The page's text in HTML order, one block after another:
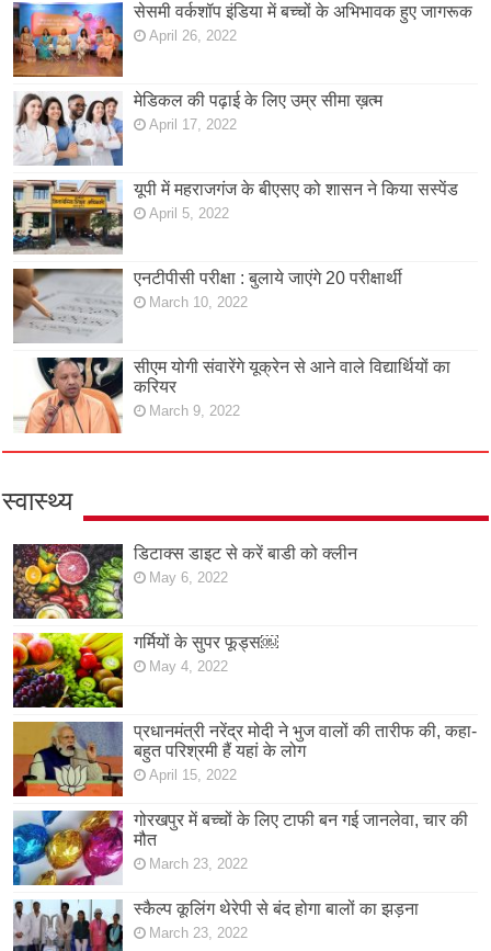
सेसमी वर्कशॉप इंडिया में बच्चों के अभिभावक हुए जागरूक
April 26, 2022
मेडिकल की पढ़ाई के लिए उम्र सीमा ख़त्म
April 17, 2022
यूपी में महराजगंज के बीएसए को शासन ने किया सस्पेंड
April 5, 2022
एनटीपीसी परीक्षा : बुलाये जाएंगे 20 परीक्षार्थी
March 10, 2022
सीएम योगी संवारेंगे यूक्रेन से आने वाले विद्यार्थियों का
करियर
March 9, 2022
स्वास्थ्य
डिटाक्स डाइट से करें बाडी को क्लीन
May 6, 2022
गर्मियों के सुपर फूड्स￼
May 4, 2022
प्रधानमंत्री नरेंद्र मोदी ने भुज वालों की तारीफ की, कहा-
बहुत परिश्रमी हैं यहां के लोग
April 15, 2022
गोरखपुर में बच्चों के लिए टाफी बन गई जानलेवा, चार की
मौत
March 23, 2022
स्कैल्प कूलिंग थेरेपी से बंद होगा बालों का झड़ना
March 23, 2022